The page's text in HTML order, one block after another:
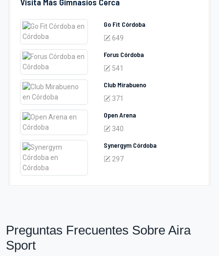
Go Fit Córdoba
649
Forus Córdoba
541
Club Mirabueno
371
Open Arena
340
Synergym Córdoba
297
Preguntas Frecuentes Sobre Aira
Sport